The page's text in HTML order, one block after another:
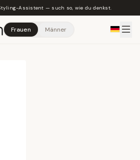
Assistent — such so, wie du denkst.
Frauen Männer